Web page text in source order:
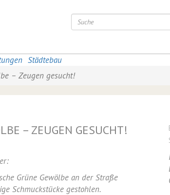
Städtebau
– Zeugen gesucht!
– ZEUGEN GESUCHT!
Grüne Gewölbe an der Straße
Schmuckstücke gestohlen.